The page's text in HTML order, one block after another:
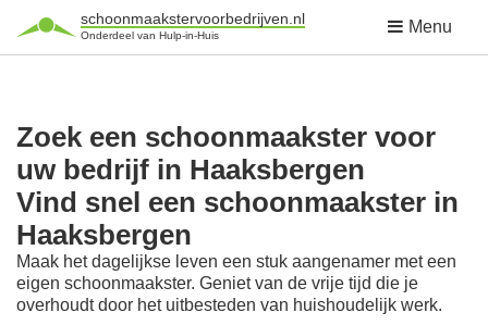
schoonmaakstervoorbedrijven.nl
Onderdeel van Hulp-in-Huis Menu
Zoek een schoonmaakster voor
uw bedrijf in Haaksbergen
Vind snel een schoonmaakster in
Haaksbergen
Maak het dagelijkse leven een stuk aangenamer met een
eigen schoonmaakster. Geniet van de vrije tijd die je
overhoudt door het uitbesteden van huishoudelijk werk.